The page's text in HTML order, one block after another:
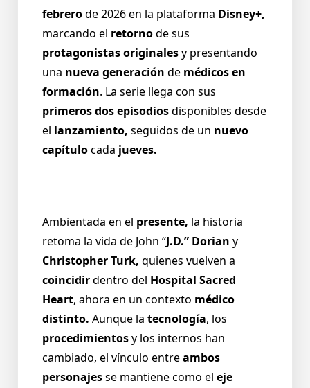
febrerode 2026 en la plataforma Disney+,
marcando el retornode sus
protagonistas originalesy presentando
una nueva generación de médicos en
formación. La serie llega con sus
primeros dos episodiosdisponibles desde
el lanzamiento, seguidos de un nuevo
capítulocada jueves.
Ambientada en el presente, la historia
retoma la vida de John “J.D.” Dorian y
Christopher Turk, quienes vuelven a
coincidirdentro del Hospital Sacred
Heart, ahora en un contexto médico
distinto. Aunque la tecnología, los
procedimientosy los internos han
cambiado, el vínculo entreambos
personajesse mantiene como el eje